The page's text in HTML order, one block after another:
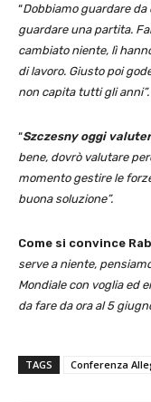
“Dobbiamo guardare
guardare una partita.
cambiato niente, lì
di lavoro. Giusto poi
non capita tutti gli anni”.
“Szczesny oggi
bene, dovrò valutare
momento gestire le
buona soluzione”.
Come si convince
serve a niente,
Mondiale con voglia ed
da fare da ora al 5
TAGS Conferenza